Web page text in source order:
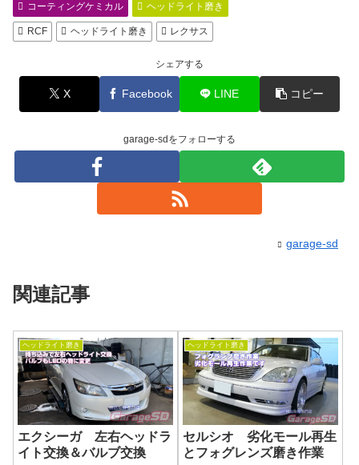
コーティングケミカル ヘッドライト磨き
RCF ヘッドライト磨き レクサス
シェアする
X Facebook LINE コピー
garage-sdをフォローする
garage-sd
関連記事
ヘッドライト磨き
エクシーガ 左右ヘッドラ
イト交換＆バルブ交換
ヘッドライト磨き
セルシオ 劣化モール再生
とフォグレンズ磨き作業